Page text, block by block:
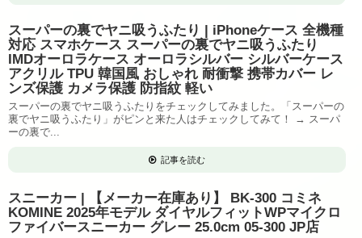
スーパーの裏でヤニ吸うふたり | iPhoneケース 全機種
対応 スマホケース スーパーの裏でヤニ吸うふたり
IMDオーロラケース オーロラシルバー シルバーケース
アクリル TPU 韓国風 おしゃれ 耐衝撃 携帯カバー レ
ンズ保護 カメラ保護 防指紋 軽い
スーパーの裏でヤニ吸うふたりをチェックしてみました。「スーパーの
裏でヤニ吸うふたり」がピンと来た人はチェックしてみて！ → スーパ
ーの裏で...
記事を読む
スニーカー | 【メーカー在庫あり】 BK-300 コミネ
KOMINE 2025年モデル ダイヤルフィットWPマイクロ
ファイバースニーカー グレー 25.0cm 05-300 JP店